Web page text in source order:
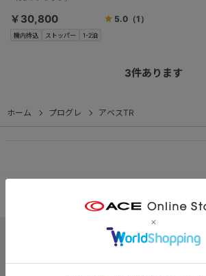
機内持込 ストッパー 1-2泊
￥30,800 5.0（1）
3件あります
ホーム プログレ アベスTR
月～金曜 13時／土曜 11時
までのご注文完了で「当日出荷」